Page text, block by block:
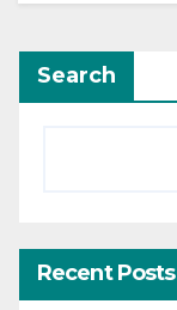
Search
Recent Posts